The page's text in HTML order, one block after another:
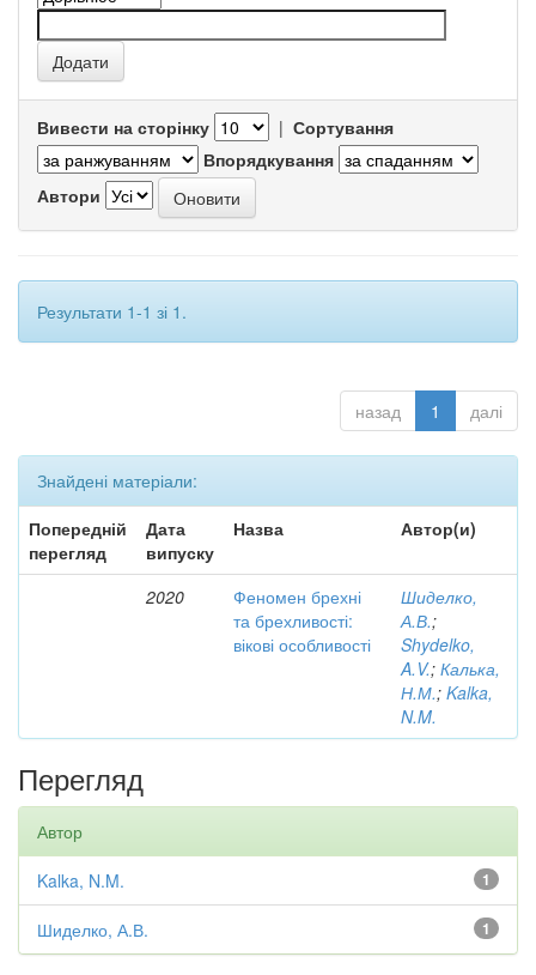
Вивести на сторінку | Сортування
Впорядкування
Автори
Результати 1-1 зі 1.
назад 1 далі
Знайдені матеріали:
Попередній
перегляд
Дата
випуску
Назва Автор(и)
2020
Феномен брехні
та брехливості:
вікові особливості
Шиделко,
А.В.;
Shydelko,
A.V.; Калька,
Н.М.; Kalka,
N.M.
Перегляд
Автор
1
Kalka, N.M.
1
Шиделко, А.В.